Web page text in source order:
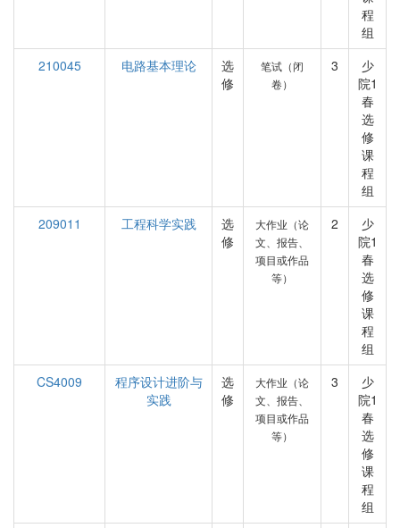
程
组
210045
电路基本理论
选
修
笔试（闭
卷）
3
少
院1
春
选
修
课
程
组
209011
工程科学实践
选
修
大作业（论
文、报告、
项目或作品
等）
2
少
院1
春
选
修
课
程
组
CS4009
程序设计进阶与
实践
选
修
大作业（论
文、报告、
项目或作品
等）
3
少
院1
春
选
修
课
程
组